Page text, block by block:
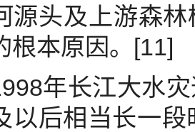
源头及上游森
根本原因。[11]
年长江大水灾
以后相当长一